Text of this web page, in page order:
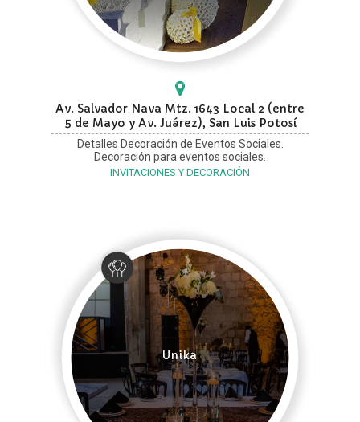
Av. Salvador Nava Mtz. 1643 Local 2 (entre
5 de Mayo y Av. Juárez), San Luis Potosí
Detalles Decoración de Eventos Sociales.
Decoración para eventos sociales.
INVITACIONES Y DECORACIÓN
Unika